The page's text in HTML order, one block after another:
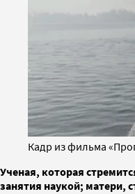
Кадр из фильма
Ученая, которая
занятия наукой; матери,